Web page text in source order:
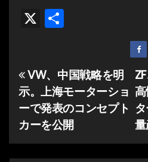
X
投
稿
ナ
ビ
VW、中国戦略を明
示。上海モーターショ
ーで発表のコンセプト
カーを公開